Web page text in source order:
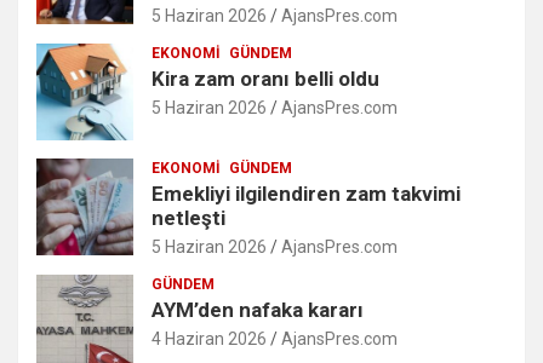
5 Haziran 2026 AjansPres.com
EKONOMI GÜNDEM
Kira zam oranı belli oldu
5 Haziran 2026 AjansPres.com
EKONOMI GÜNDEM
Emekliyi ilgilendiren zam takvimi
netleşti
5 Haziran 2026 AjansPres.com
GÜNDEM
AYM’den nafaka kararı
4 Haziran 2026 AjansPres.com